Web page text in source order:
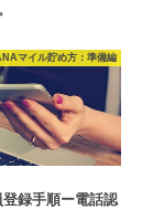
マイル貯め方：準備編
録手順ー電話認